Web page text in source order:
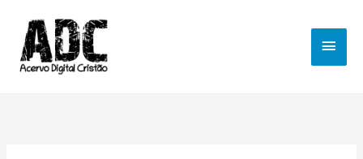
para
conteúdo